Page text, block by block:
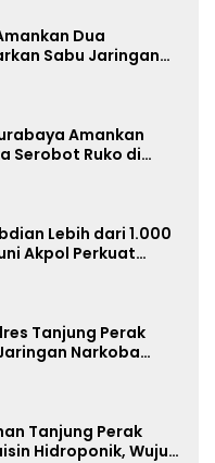
Dua
Sabu Jaringan
Amankan
Serobot Ruko di
Lebih dari 1.000
Akpol Perkuat
Tanjung Perak
Narkoba
Tanjung Perak
Hidroponik, Wujud